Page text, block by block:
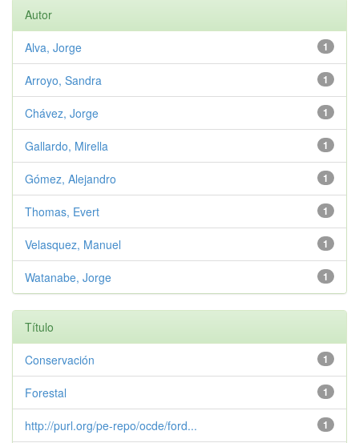
Autor
1
Alva, Jorge
1
Arroyo, Sandra
1
Chávez, Jorge
1
Gallardo, Mirella
1
Gómez, Alejandro
1
Thomas, Evert
1
Velasquez, Manuel
1
Watanabe, Jorge
Título
1
Conservación
1
Forestal
1
http://purl.org/pe-repo/ocde/ford...